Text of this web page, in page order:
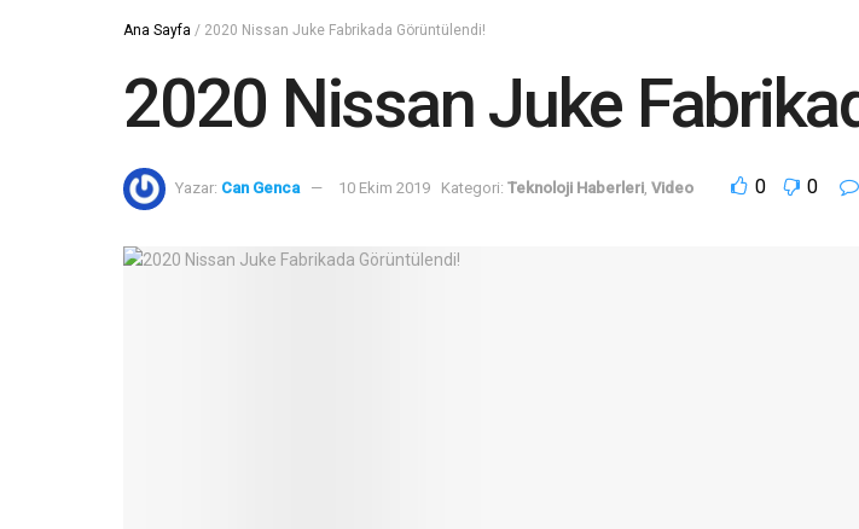
Ana Sayfa / 2020 Nissan Juke Fabrikada Görüntülendi!
2020 Nissan Juke
Yazar: Can Genca 10 Ekim 2019 Kategori: Teknoloji Haberleri, Video 0 0